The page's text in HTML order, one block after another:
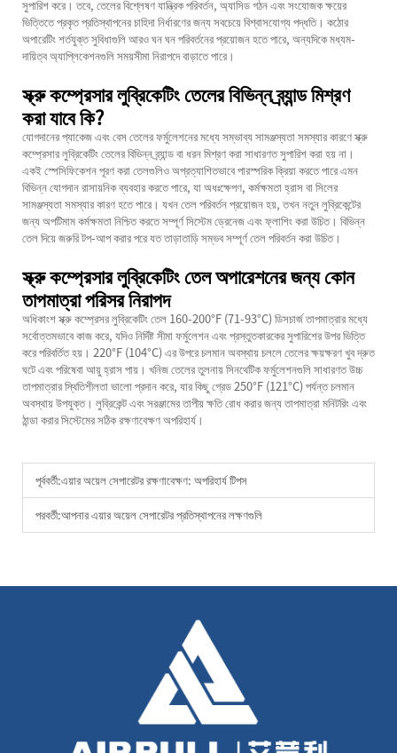
সুপারিশ করে। তবে, তেলের বিশ্লেষণ যান্ত্রিক পরিবর্তন, অ্যাসিড গঠন এবং সংযোজক ক্ষয়ের
ভিত্তিতে প্রকৃত প্রতিস্থাপনের চাহিদা নির্ধারণের জন্য সবচেয়ে বিশ্বাসযোগ্য পদ্ধতি। কঠোর
অপারেটিং শর্তযুক্ত সুবিধাগুলি আরও ঘন ঘন পরিবর্তনের প্রয়োজন হতে পারে, অন্যদিকে মধ্যম-
দায়িত্ব অ্যাপ্লিকেশনগুলি সময়সীমা নিরাপদে বাড়াতে পারে।
স্ক্রু কম্প্রেসার লুব্রিকেটিং তেলের বিভিন্ন ব্র্যান্ড মিশ্রণ
করা যাবে কি?
যোগদানের প্যাকেজ এবং বেস তেলের ফর্মুলেশনের মধ্যে সম্ভাব্য সামঞ্জস্যতা সমস্যার কারণে স্ক্রু
কম্প্রেসার লুব্রিকেটিং তেলের বিভিন্ন ব্র্যান্ড বা ধরন মিশ্রণ করা সাধারণত সুপারিশ করা হয় না।
একই স্পেসিফিকেশন পূরণ করা তেলগুলিও অপ্রত্যাশিতভাবে পারস্পরিক ক্রিয়া করতে পারে এমন
বিভিন্ন যোগদান রাসায়নিক ব্যবহার করতে পারে, যা অধঃক্ষেপণ, কর্মক্ষমতা হ্রাস বা সিলের
সামঞ্জস্যতা সমস্যার কারণ হতে পারে। যখন তেল পরিবর্তন প্রয়োজন হয়, তখন নতুন লুব্রিকেন্টের
জন্য অপটিমাম কর্মক্ষমতা নিশ্চিত করতে সম্পূর্ণ সিস্টেম ড্রেনেজ এবং ফ্লাশিং করা উচিত। বিভিন্ন
তেল দিয়ে জরুরি টপ-আপ করার পরে যত তাড়াতাড়ি সম্ভব সম্পূর্ণ তেল পরিবর্তন করা উচিত।
স্ক্রু কম্প্রেসার লুব্রিকেটিং তেল অপারেশনের জন্য কোন
তাপমাত্রা পরিসর নিরাপদ
অধিকাংশ স্ক্রু কম্প্রেসর লুব্রিকেটিং তেল 160-200°F (71-93°C) ডিসচার্জ তাপমাত্রার মধ্যে
সর্বোত্তমভাবে কাজ করে, যদিও নির্দিষ্ট সীমা ফর্মুলেশন এবং প্রস্তুতকারকের সুপারিশের উপর ভিত্তি
করে পরিবর্তিত হয়। 220°F (104°C) এর উপরে চলমান অবস্থায় চললে তেলের ক্ষয়ক্ষরণ খুব দ্রুত
ঘটে এবং পরিষেবা আয়ু হ্রাস পায়। খনিজ তেলের তুলনায় সিনথেটিক ফর্মুলেশনগুলি সাধারণত উচ্চ
তাপমাত্রার স্থিতিশীলতা ভালো প্রদান করে, যার কিছু গ্রেড 250°F (121°C) পর্যন্ত চলমান
অবস্থায় উপযুক্ত। লুব্রিকেন্ট এবং সরঞ্জামের তাপীয় ক্ষতি রোধ করার জন্য তাপমাত্রা মনিটরিং এবং
ঠান্ডা করার সিস্টেমের সঠিক রক্ষণাবেক্ষণ অপরিহার্য।
পূর্ববর্তী:এয়ার অয়েল সেপারেটর রক্ষণাবেক্ষণ: অপরিহার্য টিপস
পরবর্তী:আপনার এয়ার অয়েল সেপারেটর প্রতিস্থাপনের লক্ষণগুলি